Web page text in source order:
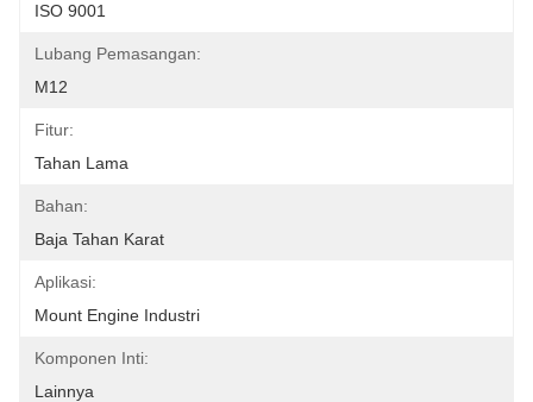
ISO 9001
Lubang Pemasangan:
M12
Fitur:
Tahan Lama
Bahan:
Baja Tahan Karat
Aplikasi:
Mount Engine Industri
Komponen Inti:
Lainnya